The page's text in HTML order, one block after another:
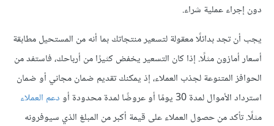
دون إجراء عملية شراء.
يجب أن تجد بدائلًا معقولة لتسعير منتجاتك بما أنه من المستحيل مطابقة
أسعار أمازون مثلًا. إذا كان التسعير يخفض كثيرًا من أرباحك، فاستفد من
الحوافز المتنوعة لجذب العملاء، إذ يمكنك تقديم ضمان مجاني أو ضمان
استرداد الأموال لمدة 30 يومًا أو عروضًا لمدة محدودة أو
دعم العملاء
مثلًا. تأكد من حصول العملاء على قيمة أكبر من المبلغ الذي سيوفرونه